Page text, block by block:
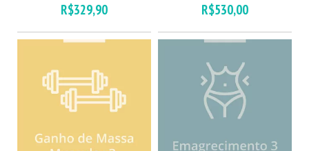
R$329,90 R$530,00